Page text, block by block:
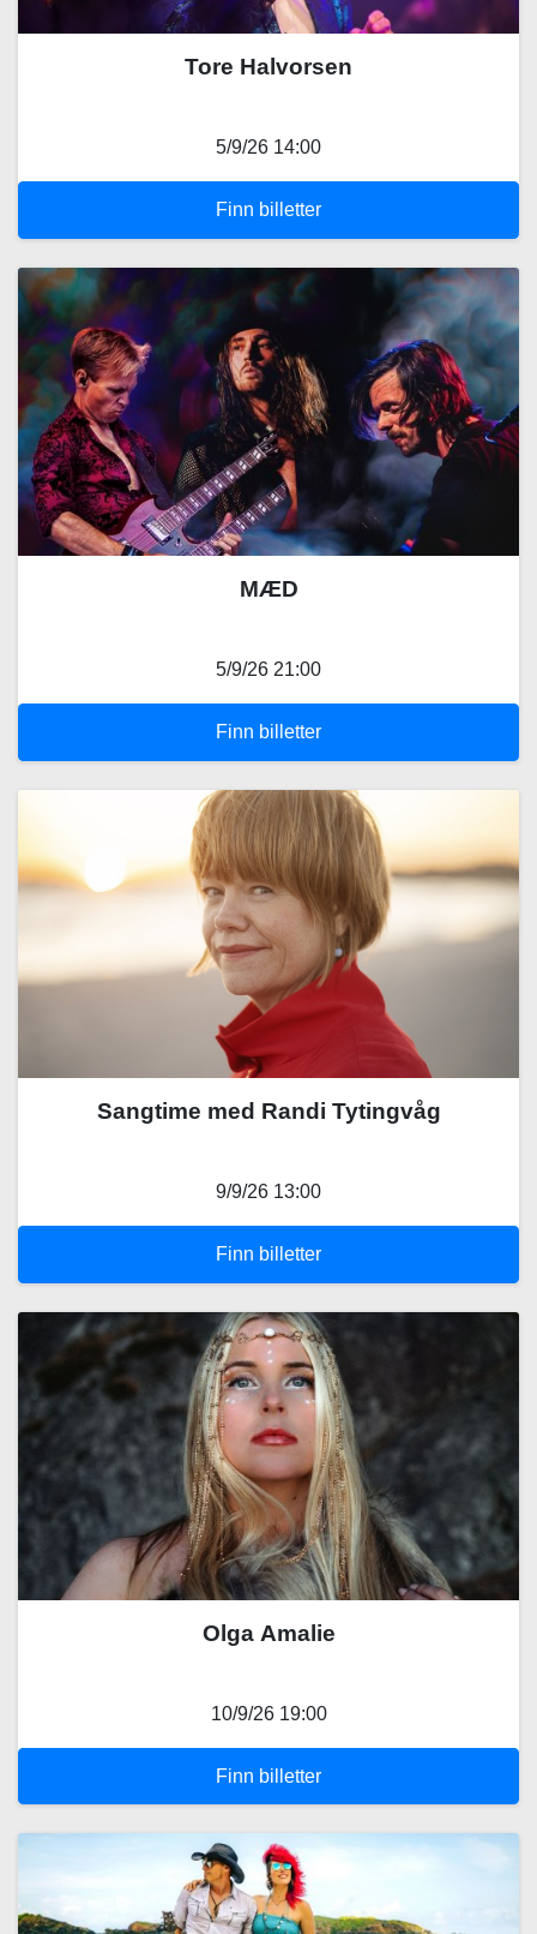
Tore Halvorsen
5/9/26 14:00
Finn billetter
MÆD
5/9/26 21:00
Finn billetter
Sangtime med Randi Tytingvåg
9/9/26 13:00
Finn billetter
Olga Amalie
10/9/26 19:00
Finn billetter